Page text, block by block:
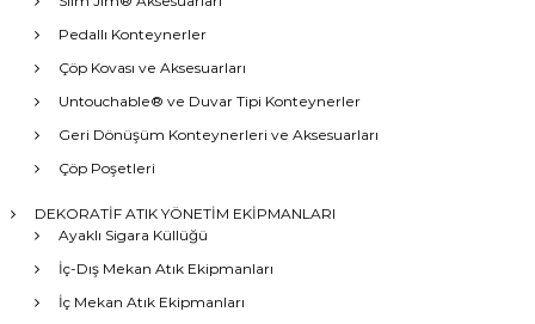
Pedallı Konteynerler
Çöp Kovası ve Aksesuarları
Untouchable® ve Duvar Tipi Konteynerler
Geri Dönüşüm Konteynerleri ve Aksesuarları
Çöp Poşetleri
DEKORATİF ATIK YÖNETİM EKİPMANLARI
Ayaklı Sigara Küllüğü
İç-Dış Mekan Atık Ekipmanları
İç Mekan Atık Ekipmanları